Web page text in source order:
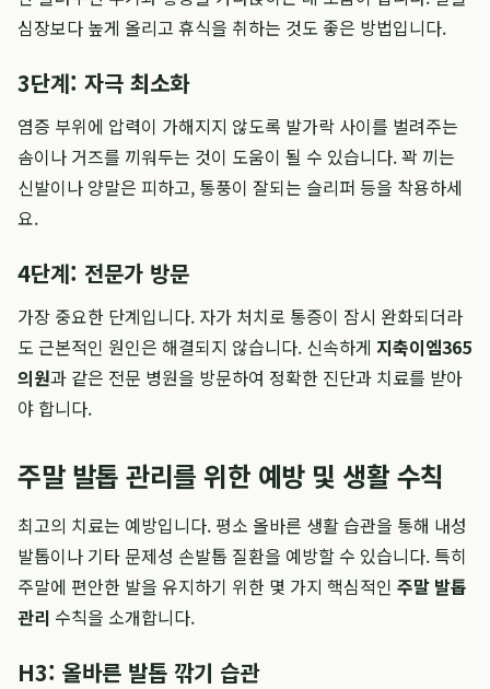
심장보다 높게 올리고 휴식을 취하는 것도 좋은 방법입니다.
3단계: 자극 최소화
염증 부위에 압력이 가해지지 않도록 발가락 사이를 벌려주는
솜이나 거즈를 끼워두는 것이 도움이 될 수 있습니다. 꽉 끼는
신발이나 양말은 피하고, 통풍이 잘되는 슬리퍼 등을 착용하세
요.
4단계: 전문가 방문
가장 중요한 단계입니다. 자가 처치로 통증이 잠시 완화되더라
도 근본적인 원인은 해결되지 않습니다. 신속하게 지축이엠365
의원과 같은 전문 병원을 방문하여 정확한 진단과 치료를 받아
야 합니다.
주말 발톱 관리를 위한 예방 및 생활 수칙
최고의 치료는 예방입니다. 평소 올바른 생활 습관을 통해 내성
발톱이나 기타 문제성 손발톱 질환을 예방할 수 있습니다. 특히
주말에 편안한 발을 유지하기 위한 몇 가지 핵심적인 주말 발톱
관리 수칙을 소개합니다.
H3: 올바른 발톱 깎기 습관